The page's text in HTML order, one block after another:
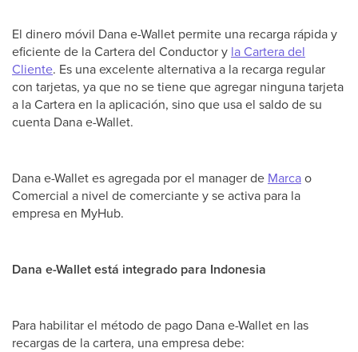
El dinero móvil Dana e-Wallet permite una recarga rápida y
eficiente de la Cartera del Conductor y la Cartera del
Cliente. Es una excelente alternativa a la recarga regular
con tarjetas, ya que no se tiene que agregar ninguna tarjeta
a la Cartera en la aplicación, sino que usa el saldo de su
cuenta Dana e-Wallet.
Dana e-Wallet es agregada por el manager de Marcao
Comercial a nivel de comerciante y se activa para la
empresa en MyHub.
Dana e-Wallet está integrado para Indonesia
Para habilitar el método de pago Dana e-Wallet en las
recargas de la cartera, una empresa debe: